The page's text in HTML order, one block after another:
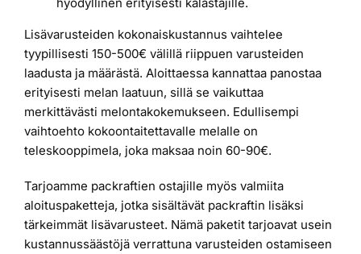
Lisävarusteiden kokonaiskustannus vaihtelee
tyypillisesti 150-500€ välillä riippuen varusteiden
laadusta ja määrästä. Aloittaessa kannattaa panostaa
erityisesti melan laatuun, sillä se vaikuttaa
merkittävästi melontakokemukseen. Edullisempi
vaihtoehto kokoontaitettavalle melalle on
teleskooppimela, joka maksaa noin 60-90€.
Tarjoamme packraftien ostajille myös valmiita
aloituspaketteja, jotka sisältävät packraftin lisäksi
tärkeimmät lisävarusteet. Nämä paketit tarjoavat usein
kustannussäästöjä verrattuna varusteiden ostamiseen